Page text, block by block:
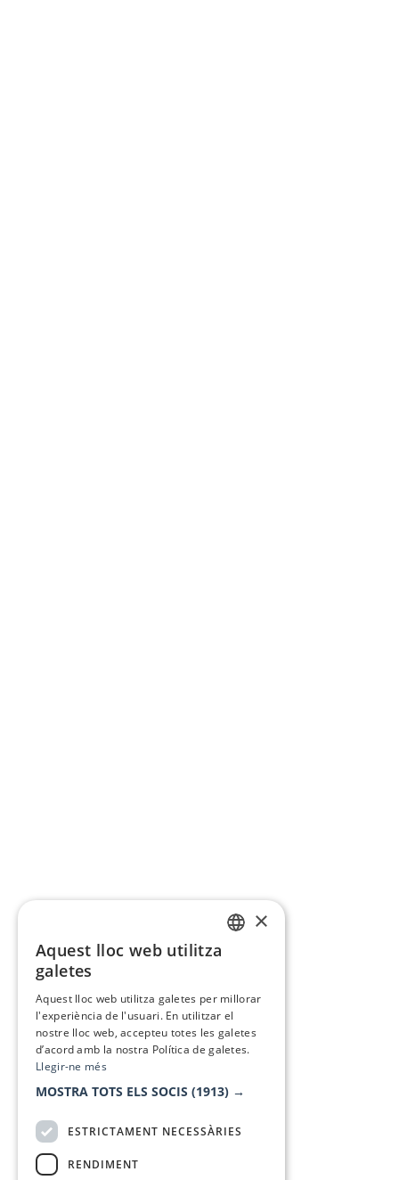
×
Aquest lloc web utilitza
galetes
Aquest lloc web utilitza galetes per millorar
l'experiència de l'usuari. En utilitzar el
nostre lloc web, accepteu totes les galetes
d’acord amb la nostra Política de galetes.
Llegir-ne més
MOSTRA TOTS ELS SOCIS (1913) →
ESTRICTAMENT NECESSÀRIES
RENDIMENT